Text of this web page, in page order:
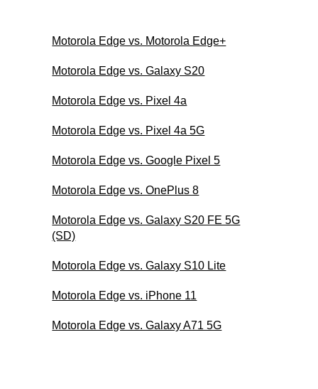
Motorola Edge vs. Motorola Edge+
Motorola Edge vs. Galaxy S20
Motorola Edge vs. Pixel 4a
Motorola Edge vs. Pixel 4a 5G
Motorola Edge vs. Google Pixel 5
Motorola Edge vs. OnePlus 8
Motorola Edge vs. Galaxy S20 FE 5G
(SD)
Motorola Edge vs. Galaxy S10 Lite
Motorola Edge vs. iPhone 11
Motorola Edge vs. Galaxy A71 5G